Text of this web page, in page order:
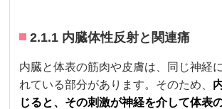
2.1.1 内臓体性反射と関連痛
内臓と体表の筋肉や皮膚は、同じ神経
れている部分があります。そのため、
じると、その刺激が神経を介して体表